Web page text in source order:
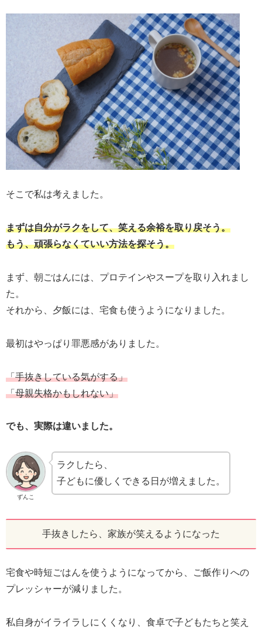
そこで私は考えました。
まずは自分がラクをして、笑える余裕を取り戻そう。
もう、頑張らなくていい方法を探そう。
まず、朝ごはんには、プロテインやスープを取り入れまし
た。
それから、夕飯には、宅食も使うようになりました。
最初はやっぱり罪悪感がありました。
「手抜きしている気がする」
「母親失格かもしれない」
でも、実際は違いました。
ずんこ
ラクしたら、
子どもに優しくできる日が増えました。
手抜きしたら、家族が笑えるようになった
宅食や時短ごはんを使うようになってから、ご飯作りへの
プレッシャーが減りました。
私自身がイライラしにくくなり、食卓で子どもたちと笑え